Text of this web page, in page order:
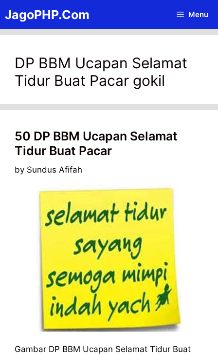
to
content
JagoPHP.Com Menu
DP BBM Ucapan Selamat
Tidur Buat Pacar gokil
50 DP BBM Ucapan Selamat
Tidur Buat Pacar
by Sundus Afifah
Gambar DP BBM Ucapan Selamat Tidur Buat